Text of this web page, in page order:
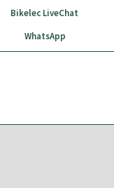
Bikelec LiveChat
WhatsApp